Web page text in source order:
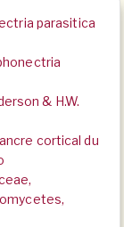
parasitica
& H.W.
cortical du